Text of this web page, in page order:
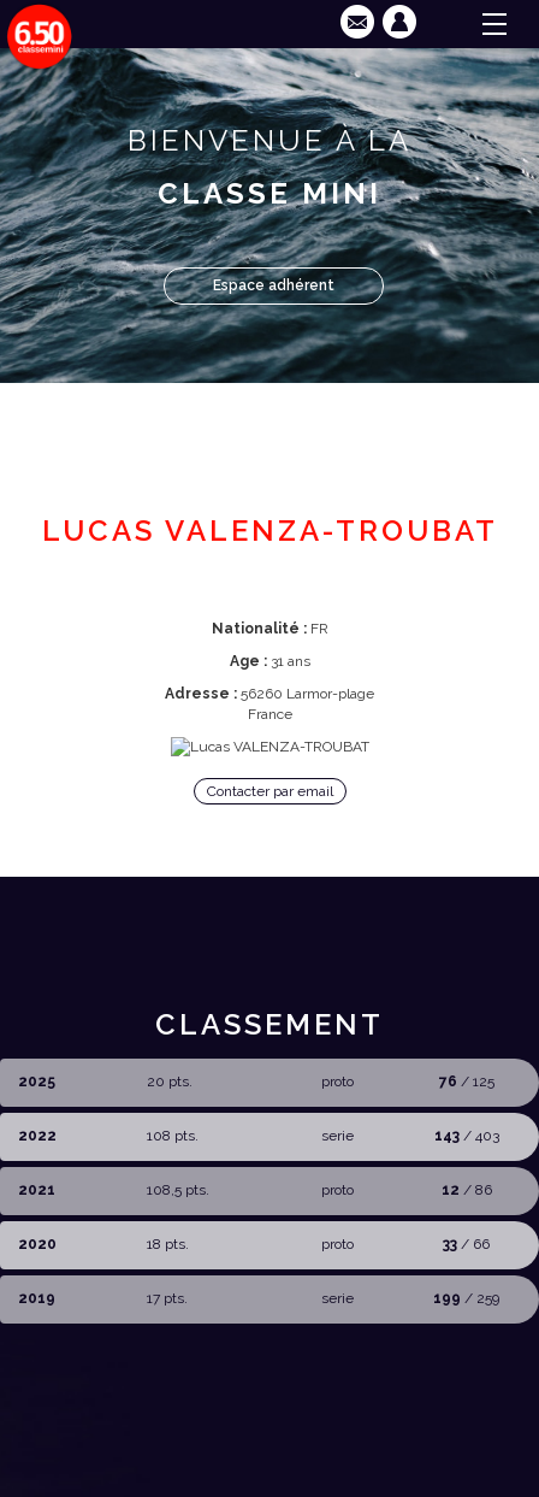
BIENVENUE À LA
CLASSE MINI
Espace adhérent
LUCAS VALENZA-TROUBAT
Nationalité :FR
Age :31 ans
Adresse : 56260 Larmor-plage
France
Contacter par email
CLASSEMENT
2025 20 pts. proto 76 / 125
2022 108 pts. serie 143/ 403
2021 108,5 pts. proto 12 / 86
2020 18 pts. proto 33 / 66
2019 17 pts. serie 199 / 259